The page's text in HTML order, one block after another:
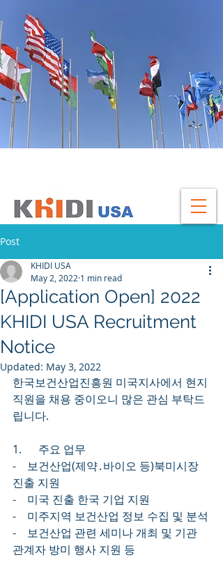
Post
[Application Open] 2022
KHIDI USA Recruitment
Notice
KHIDI USA
May 2, 2022 1 min read
Updated: May 3, 2022
한국보건산업진흥원 미국지사에서 현지
직원을 채용 중이오니 많은 관심 부탁드
립니다.
1.      주요 업무
-    보건산업(제약․바이오 등)북미시장
진출 지원
-    미국 진출 한국 기업 지원
-    미주지역 보건산업 정보 수집 및 분석
-    보건산업 관련 세미나 개최 및 기관
관계자 방미 행사 지원 등